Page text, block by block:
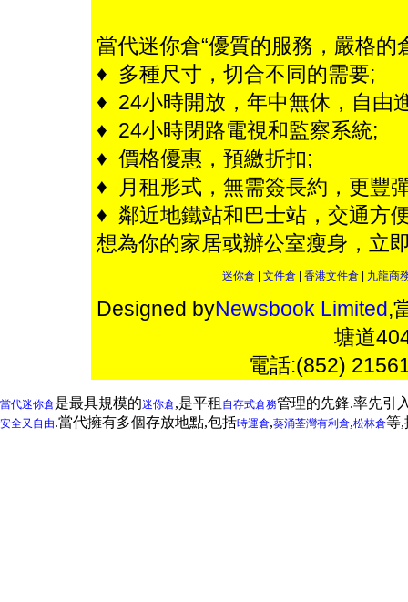
當代迷你倉“優質的服務，嚴格
♦ 多種尺寸，切合不同的需要;
♦ 24小時開放，年中無休，自由
♦ 24小時閉路電視和監察系統;
♦ 價格優惠，預繳折扣;
♦ 月租形式，無需簽長約，更豐
♦ 鄰近地鐵站和巴士站，交通方
想為你的家居或辦公室瘦身，立
迷你倉 文件倉 香港文件倉 九龍商
Designed byNewsbook Limited,
塘道
電話:(852)
當代迷你倉是最具規模的迷你倉,是平租 自存式倉務管理的先鋒.率先引
安全又自由.當代擁有多個存放地點,包括時運倉,葵涌荃灣有利倉,松林倉等,